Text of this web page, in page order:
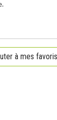
à mes favoris